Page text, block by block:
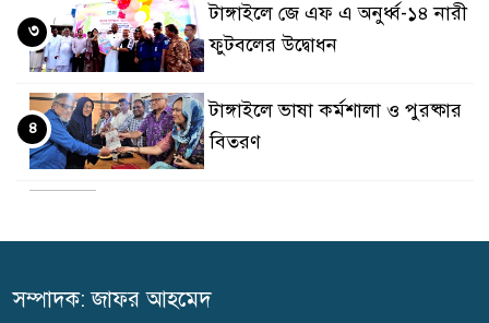
টাঙ্গাইলে জে এফ এ অনুর্ধ্ব-১৪ নারী
ফুটবলের উদ্বোধন
৩
টাঙ্গাইলে ভাষা কর্মশালা ও পুরষ্কার
বিতরণ
৪
পরিবারকে অনুদান ও সম্মাননা
সম্পাদক: জাফর আহমেদ